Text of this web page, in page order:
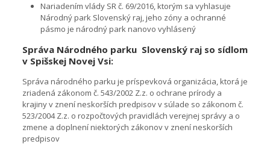
Nariadením vlády SR č. 69/2016, ktorým sa vyhlasuje
Národný park Slovenský raj, jeho zóny a ochranné
pásmo je národný park nanovo vyhlásený
Správa Národného parku Slovenský raj so sídlom
v Spišskej Novej Vsi:
Správa národného parku je príspevková organizácia, ktorá je
zriadená zákonom č. 543/2002 Z.z. o ochrane prírody a
krajiny v znení neskorších predpisov v súlade so zákonom č.
523/2004 Z.z. o rozpočtových pravidlách verejnej správy a o
zmene a doplnení niektorých zákonov v znení neskorších
predpisov